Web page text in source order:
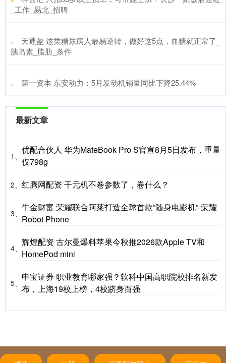
_工作_易北_招聘
​天通盈 这类糖尿病人最易逆转，做好这5点，血糖就正常了_
胰岛素_脂肪_条件
​第一资本 东安动力：5月发动机销量同比下降25.44%
最新文章
1、
优配合伙人 华为MateBook Pro S官宣8月5日发布，重量
仅798g
2、 红腾网配资 千元机不卷参数了，卷什么？
3、
牛金财富 荣耀联合阿莱打造全球首款“随身电影机”-荣耀
Robot Phone
4、
辉煌配资 古尔曼爆料苹果今秋推2026款Apple TV和
HomePod mini
5、
申宝证券 职业教育哪家强？软科中国高职院校排名新发
布，上海19校上榜，4校跻身百强